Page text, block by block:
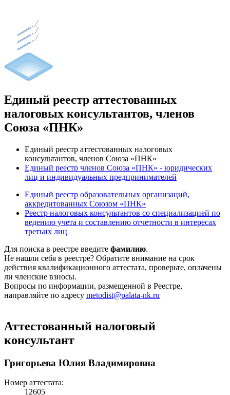
Единый реестр аттестованных
налоговых консультантов, членов
Союза «ПНК»
Единый реестр аттестованных налоговых
консультантов, членов Союза «ПНК»
Единый реестр членов Союза «ПНК» - юридических
лиц и индивидуальных предпринимателей
Единый реестр образовательных организаций,
аккредитованных Союзом «ПНК»
Реестр налоговых консультантов со специализацией по
ведению учета и составлению отчетности в интересах
третьих лиц
Для поиска в реестре введите фамилию.
Не нашли себя в реестре? Обратите внимание на срок
действия квалификационного аттестата, проверьте, оплачены
ли членские взносы.
Вопросы по информации, размещенной в Реестре,
направляйте по адресу metodist@palata-nk.ru
Аттестованный налоговый
консультант
Григорьева Юлия Владимировна
Номер аттестата:
12605